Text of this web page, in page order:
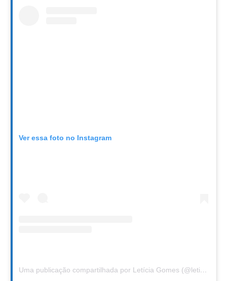
Ver essa foto no Instagram
Uma publicação compartilhada por Letícia Gomes (@leticiafgomes)